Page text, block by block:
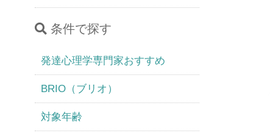
条件で探す
発達心理学専門家おすすめ
BRIO（ブリオ）
対象年齢